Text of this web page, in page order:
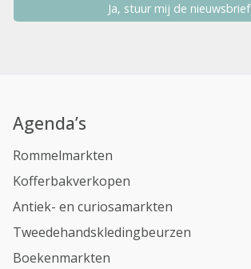
Ja, stuur mij de nieuwsbrief
Agenda’s
Rommelmarkten
Kofferbakverkopen
Antiek- en curiosamarkten
Tweedehandskledingbeurzen
Boekenmarkten